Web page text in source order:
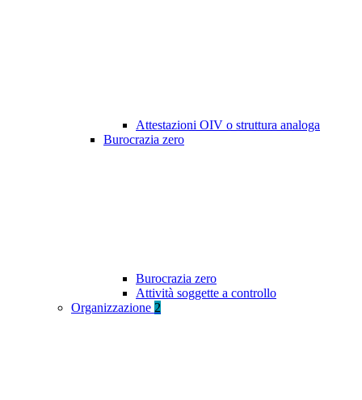
Attestazioni OIV o struttura analoga
Burocrazia zero
Burocrazia zero
Attività soggette a controllo
Organizzazione 2